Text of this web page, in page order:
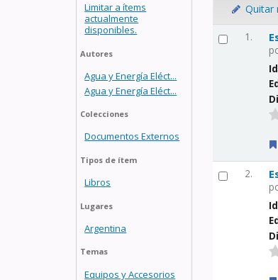
Limitar a ítems
actualmente
disponibles.
Autores
Agua y Energía Eléct...
Agua y Energía Eléct...
Colecciones
Documentos Externos
Tipos de ítem
Libros
Lugares
Argentina
Temas
Equipos y Accesorios
Quitar
1.
2.